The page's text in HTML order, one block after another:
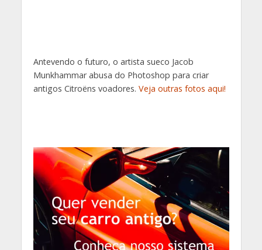
Antevendo o futuro, o artista sueco Jacob
Munkhammar abusa do Photoshop para criar
antigos Citroëns voadores. Veja outras fotos aqui!